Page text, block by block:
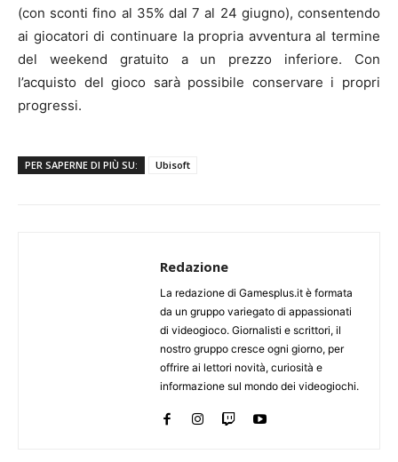
(con sconti fino al 35% dal 7 al 24 giugno), consentendo
ai giocatori di continuare la propria avventura al termine
del weekend gratuito a un prezzo inferiore. Con
l’acquisto del gioco sarà possibile conservare i propri
progressi.
PER SAPERNE DI PIÙ SU: Ubisoft
Redazione
La redazione di Gamesplus.it è formata
da un gruppo variegato di appassionati
di videogioco. Giornalisti e scrittori, il
nostro gruppo cresce ogni giorno, per
offrire ai lettori novità, curiosità e
informazione sul mondo dei videogiochi.